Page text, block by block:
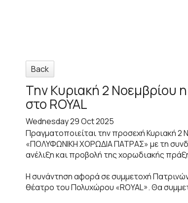
Back
Την Κυριακή 2 Νοεμβρίου
στο ROYAL
Wednesday 29 Oct 2025
Πραγματοποιείται την προσεχή Κυριακή
«ΠΟΛΥΦΩΝΙΚΗ ΧΟΡΩΔΙΑ ΠΑΤΡΑΣ» με τη
ανέλιξη και προβολή της χορωδιακής
Η συνάντηση αφορά σε συμμετοχή
θέατρο του Πολυχώρου «ROYAL». Θα